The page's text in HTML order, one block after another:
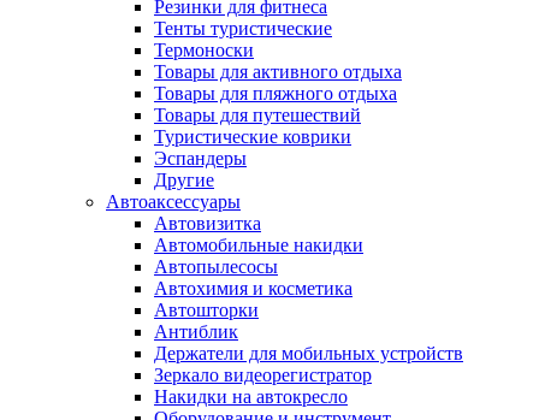
Резинки для фитнеса
Тенты туристические
Термоноски
Товары для активного отдыха
Товары для пляжного отдыха
Товары для путешествий
Туристические коврики
Эспандеры
Другие
Автоаксессуары
Автовизитка
Автомобильные накидки
Автопылесосы
Автохимия и косметика
Автошторки
Антиблик
Держатели для мобильных устройств
Зеркало видеорегистратор
Накидки на автокресло